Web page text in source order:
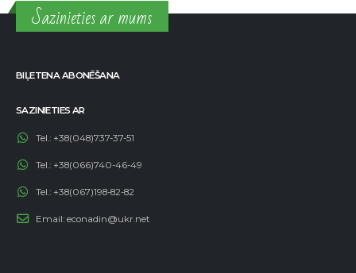
Sazinieties ar mums
BIĻETENA ABONĒŠANA
SAZINIETIES AR
Tel.: +38(048)737-37-51
Tel.: +38(066)740-46-49
Tel.: +38(067)198-82-82
Email: econadin@ukr.net